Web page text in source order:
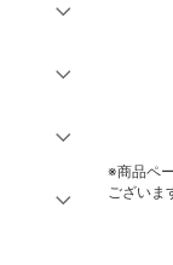
％OFF
※商品ペ
ございま